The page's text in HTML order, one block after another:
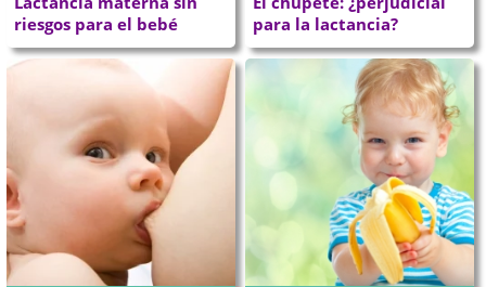
riesgos para el bebé
para la lactancia?